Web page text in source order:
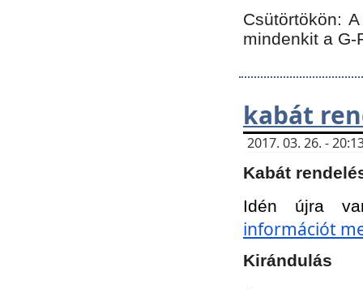
Csütörtökön:A
mindenkit a G-
kabát
2017. 03. 26. -
Kabát
Idén újra
információt
Kirándulás